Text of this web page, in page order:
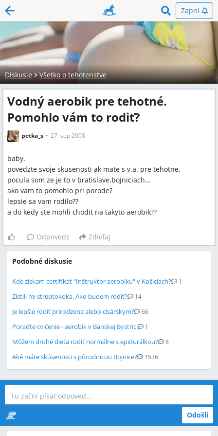
Zapni
Diskusie Všetko o tehotenstve
Vodný aerobik pre tehotné.
Pomohlo vám to rodiť?
petka_s 27. sep 2008
baby,
povedzte svoje skusenosti ak mate s v.a. pre tehotne,
pocula som ze je to v bratislave,bojniciach...
ako vam to pomohlo pri porode?
lepsie sa vam rodilo??
a do kedy ste mohli chodit na takyto aerobik??
Odpovedz Zdieľaj
Podobné diskusie
Kde získam certifikát "Inštruktor aerobiku" v Košiciach? 1
Zistili mi streptokoka. Ako budem rodiť? 14
Je lepšie rodiť prirodzene alebo cisárskym? 66
Poraďte cvičenie - aerobik v Banskej Bystrici 1
Môžem druhé dieťa rodiť normálne s epidurálkou? 8
Aké máte skúsenosti s pôrodnicou Bojnice? 1536
Odošli